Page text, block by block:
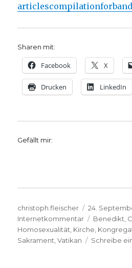
Sharen mit:
Facebook X
Drucken LinkedIn
Gefällt mir:
Autor
christoph.fleischer
am
24.
Internetkommentar
Benedikt,
Homosexualität, Kirche,
Sakrament,Vatikan Schreibe